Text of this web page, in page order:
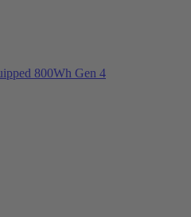
800Wh Gen 4